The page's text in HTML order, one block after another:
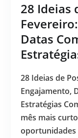
28 Ideias
Datas
28 Ideias de
Engajamento,
Estratégias
mês mais